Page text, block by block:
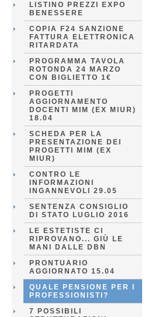
LISTINO PREZZI EXPO
BENESSERE
COPIA F24 SANZIONE
FATTURA ELETTRONICA
RITARDATA
PROGRAMMA TAVOLA
ROTONDA 24 MARZO
CON BIGLIETTO 1€
PROGETTI
AGGIORNAMENTO
DOCENTI MIM (EX MIUR)
18.04
SCHEDA PER LA
PRESENTAZIONE DEI
PROGETTI MIM (EX
MIUR)
CONTRO LE
INFORMAZIONI
INGANNEVOLI 29.05
SENTENZA CONSIGLIO
DI STATO LUGLIO 2016
LE ESTETISTE CI
RIPROVANO... GIÙ LE
MANI DALLE DBN
PRONTUARIO
AGGIORNATO 15.04
QUALE PENSIONE PER I
PROFESSIONISTI?
7 POSSIBILI